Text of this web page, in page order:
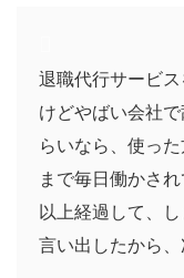
退職代行サービ
けどやばい会社
らいなら、使っ
まで毎日働かさ
以上経過して、
言い出したから